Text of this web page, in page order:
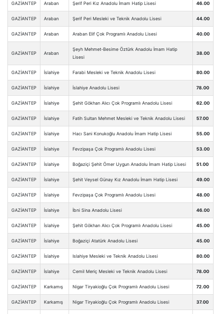
GAZİANTEP Araban Şerif Peri Kız Anadolu İmam Hatip Lisesi 46.00
GAZİANTEP Araban Şerif Peri Mesleki ve Teknik Anadolu Lisesi 44.00
GAZİANTEP Araban Araban Elif Çok Programlı Anadolu Lisesi 40.00
GAZİANTEP Araban
Şeyh Mehmet-Besime Öztürk Anadolu İmam Hatip
Lisesi
38.00
GAZİANTEP İslahiye Farabi Mesleki ve Teknik Anadolu Lisesi 80.00
GAZİANTEP İslahiye İslahiye Anadolu Lisesi 78.00
GAZİANTEP İslahiye Şehit Gökhan Alıcı Çok Programlı Anadolu Lisesi 62.00
GAZİANTEP İslahiye Fatih Sultan Mehmet Mesleki ve Teknik Anadolu Lisesi 57.00
GAZİANTEP İslahiye Hacı Sani Konukoğlu Anadolu İmam Hatip Lisesi 55.00
GAZİANTEP İslahiye Fevzipaşa Çok Programlı Anadolu Lisesi 53.00
GAZİANTEP İslahiye Boğaziçi Şehit Ömer Uygun Anadolu İmam Hatip Lisesi 51.00
GAZİANTEP İslahiye Şehit Veysel Günay Kız Anadolu İmam Hatip Lisesi 49.00
GAZİANTEP İslahiye Fevzipaşa Çok Programlı Anadolu Lisesi 48.00
GAZİANTEP İslahiye İbni Sina Anadolu Lisesi 46.00
GAZİANTEP İslahiye Şehit Gökhan Alıcı Çok Programlı Anadolu Lisesi 45.00
GAZİANTEP İslahiye Boğaziçi Atatürk Anadolu Lisesi 45.00
GAZİANTEP İslahiye Islahiye Mesleki ve Teknik Anadolu Lisesi 80.00
GAZİANTEP İslahiye Cemil Meriç Mesleki ve Teknik Anadolu Lisesi 78.00
GAZİANTEP Karkamış Nigar Tiryakioğlu Çok Programlı Anadolu Lisesi 72.00
GAZİANTEP Karkamış Nigar Tiryakioğlu Çok Programlı Anadolu Lisesi 37.00